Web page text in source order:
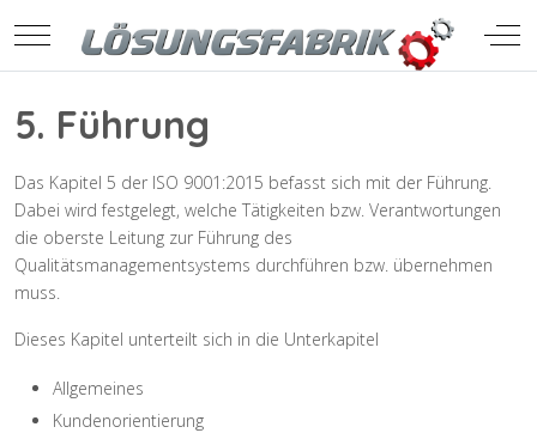
Mobile Menu Toggle Off-
5. Führung
Das Kapitel 5 der ISO 9001:2015 befasst sich mit der Führung.
Dabei wird festgelegt, welche Tätigkeiten bzw. Verantwortungen
die oberste Leitung zur Führung des
Qualitätsmanagementsystems durchführen bzw. übernehmen
muss.
Dieses Kapitel unterteilt sich in die Unterkapitel
Allgemeines
Kundenorientierung